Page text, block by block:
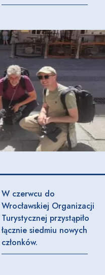
W czerwcu do
Wrocławskiej Organizacji
Turystycznej przystąpiło
łącznie siedmiu nowych
członków.